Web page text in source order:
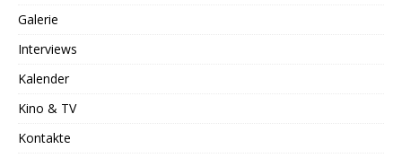
Galerie
Interviews
Kalender
Kino & TV
Kontakte